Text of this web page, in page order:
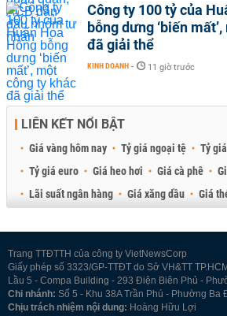
Công ty 100 tỷ của
bỗng dưng ‘biến
đã giải thể
KINH DOANH - 11 giờ trước
LIÊN KẾT NỔI BẬT
Giá vàng hôm nay Tỷ giá ngoại tệ Tỷ
Tỷ giá euro
Giá heo hơi Giá cà phê
Lãi suất ngân hàng
Giá xăng dầu
Giá
Trang TTĐTTH của công ty VietNewsCorp
Giấy phép số 3323/GP-TTĐT do Sở VH&TT
Lầu 5 - Compa Building - 293 Điện Biên Phủ -
Chi nhánh: Số 5 - Khu 38A Trần Phú - Phường Ba
Chịu trách nhiệm nội dung: Hoàng Hữu Lợi